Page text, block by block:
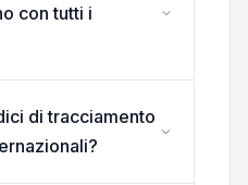
con tutti i
di tracciamento